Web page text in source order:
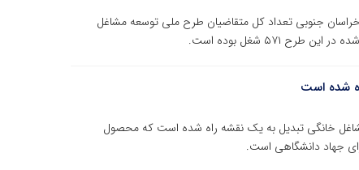
جنوبی تعداد کل متقاضیان طرح ملی توسعه مشاغل
شده است
خانگی تبدیل به یک نقشه راه شده است که محصول
جهاد دانشگاهی است.